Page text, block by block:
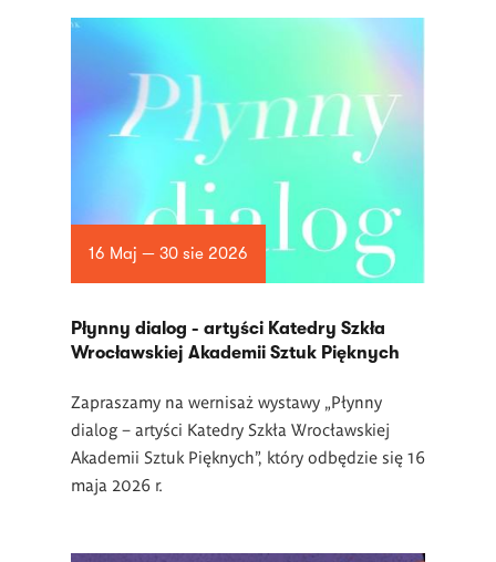
16 Maj — 30 sie 2026
Płynny dialog - artyści Katedry Szkła
Wrocławskiej Akademii Sztuk Pięknych
Zapraszamy na wernisaż wystawy „Płynny
dialog – artyści Katedry Szkła Wrocławskiej
Akademii Sztuk Pięknych”, który odbędzie się 16
maja 2026 r.